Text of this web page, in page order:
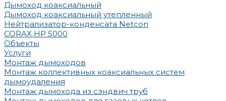
Дымоход коаксиальный
Дымоход коаксиальный утепленный
Нейтрализатор-конденсата Netcon
CORAX HP 5000
Объекты
Услуги
Монтаж дымоходов
Монтаж коллективных коаксиальных систем
дымоудаления
Монтаж дымохода из сэндвич труб